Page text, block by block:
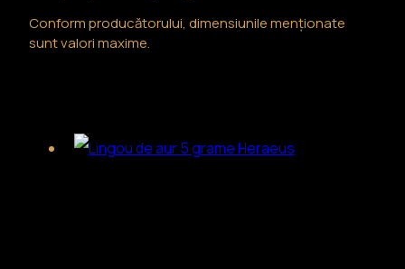
Conform producătorului, dimensiunile menționate
sunt valori maxime.